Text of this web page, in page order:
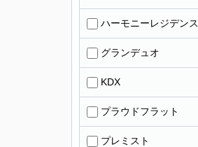
ハーモニーレジデンス
グランデュオ
KDX
プラウドフラット
プレミスト